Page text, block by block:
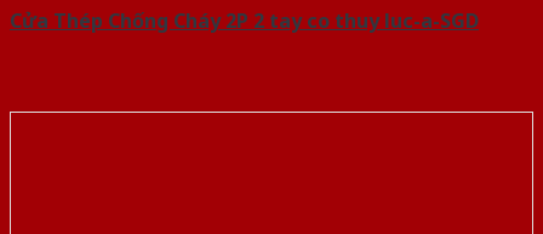
Cửa Thép Chống Cháy 2P 2 tay co thuy luc-a-SGD